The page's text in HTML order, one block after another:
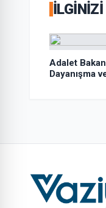
Adalet
Dayanışma